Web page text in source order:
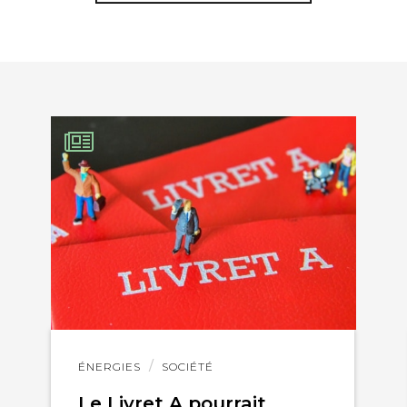
ÉNERGIES SOCIÉTÉ
Lire